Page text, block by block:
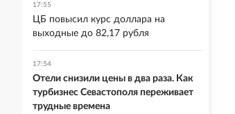
17:55
ЦБ повысил курс доллара на
выходные до 82,17 рубля
17:54
Отели снизили цены в два раза. Как
турбизнес Севастополя переживает
трудные времена